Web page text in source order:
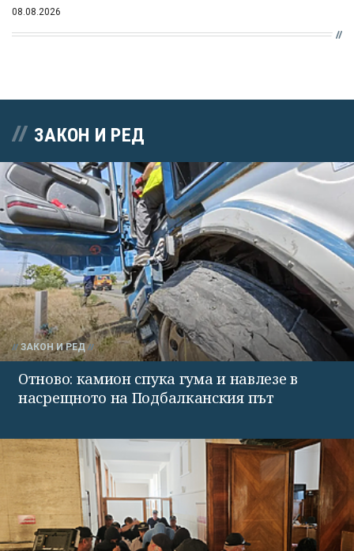
08.08.2026
ЗАКОН И РЕД
ЗАКОН И РЕД
Отново: камион спука гума и навлезе в
насрещното на Подбалканския път